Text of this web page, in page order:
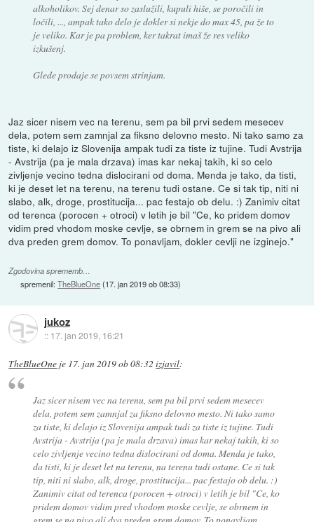
alkoholikov. Sej denar so zaslužili, kupuli hiše, se poročili in
ločili, ..., ampak tako delo je dokler si nekje do max 45, pa že to
je veliko. Kar je pa problem, ker takrat imaš že res veliko
izkušenj.
Glede prodaje se povsem strinjam.
Jaz sicer nisem vec na terenu, sem pa bil prvi sedem mesecev
dela, potem sem zamnjal za fiksno delovno mesto. Ni tako samo za
tiste, ki delajo iz Slovenija ampak tudi za tiste iz tujine. Tudi Avstrija
- Avstrija (pa je mala drzava) imas kar nekaj takih, ki so celo
zivljenje vecino tedna dislocirani od doma. Menda je tako, da tisti,
ki je deset let na terenu, na terenu tudi ostane. Ce si tak tip, niti ni
slabo, alk, droge, prostitucija... pac festajo ob delu. :) Zanimiv citat
od terenca (porocen + otroci) v letih je bil "Ce, ko pridem domov
vidim pred vhodom moske cevlje, se obrnem in grem se na pivo ali
dva preden grem domov. To ponavljam, dokler cevlji ne izginejo."
Zgodovina sprememb…
spremenil:TheBlueOne(17. jan 2019 ob 08:33)
jukoz
:: 17. jan 2019, 16:21
TheBlueOne je 17. jan 2019 ob 08:32 izjavil:
Jaz sicer nisem vec na terenu, sem pa bil prvi sedem mesecev
dela, potem sem zamnjal za fiksno delovno mesto. Ni tako samo
za tiste, ki delajo iz Slovenija ampak tudi za tiste iz tujine. Tudi
Avstrija - Avstrija (pa je mala drzava) imas kar nekaj takih, ki so
celo zivljenje vecino tedna dislocirani od doma. Menda je tako,
da tisti, ki je deset let na terenu, na terenu tudi ostane. Ce si tak
tip, niti ni slabo, alk, droge, prostitucija... pac festajo ob delu. :)
Zanimiv citat od terenca (porocen + otroci) v letih je bil "Ce, ko
pridem domov vidim pred vhodom moske cevlje, se obrnem in